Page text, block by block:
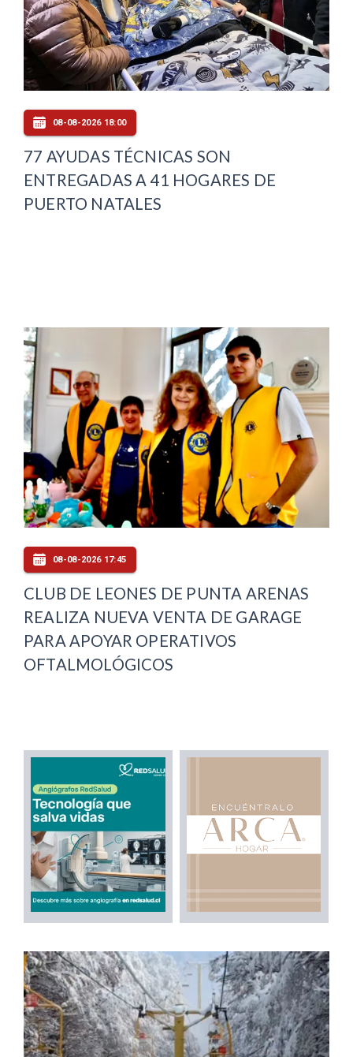
08-08-2026 18:00
77 AYUDAS TÉCNICAS SON
ENTREGADAS A 41 HOGARES DE
PUERTO NATALES
08-08-2026 17:45
CLUB DE LEONES DE PUNTA ARENAS
REALIZA NUEVA VENTA DE GARAGE
PARA APOYAR OPERATIVOS
OFTALMOLÓGICOS